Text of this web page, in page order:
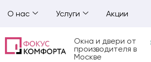
О нас Услуги Акции
Окна и двери от
производителя в
Москве